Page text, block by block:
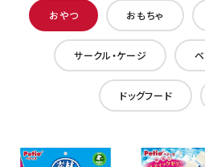
おやつ おもちゃ
サークル・ケージ
ドッグフード